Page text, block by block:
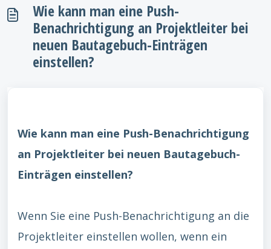
Wie kann man eine Push-
Benachrichtigung an Projektleiter bei
neuen Bautagebuch-Einträgen
einstellen?
Wie kann man eine Push-Benachrichtigung
an Projektleiter bei neuen Bautagebuch-
Einträgen einstellen?
Wenn Sie eine Push-Benachrichtigung an die
Projektleiter einstellen wollen, wenn ein